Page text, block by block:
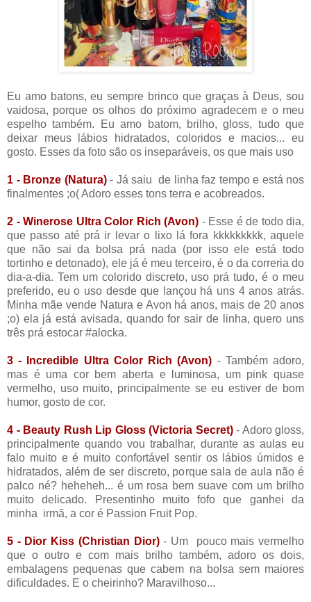
Eu amo batons, eu sempre brinco que graças à Deus, sou
vaidosa, porque os olhos do próximo agradecem e o meu
espelho também. Eu amo batom, brilho, gloss, tudo que
deixar meus lábios hidratados, coloridos e macios... eu
gosto. Esses da foto são os inseparáveis, os que mais uso
1 - Bronze (Natura)- Já saiu de linha faz tempo e está nos
finalmentes ;o( Adoro esses tons terra e acobreados.
2 - Winerose Ultra Color Rich (Avon) - Esse é de todo dia,
que passo até prá ir levar o lixo lá fora kkkkkkkkk, aquele
que não sai da bolsa prá nada (por isso ele está todo
tortinho e detonado), ele já é meu terceiro, é o da correria do
dia-a-dia. Tem um colorido discreto, uso prá tudo, é o meu
preferido, eu o uso desde que lançou há uns 4 anos atrás.
Minha mãe vende Natura e Avon há anos, mais de 20 anos
;o) ela já está avisada, quando for sair de linha, quero uns
três prá estocar #alocka.
3 - Incredible Ultra Color Rich (Avon) - Também adoro,
mas é uma cor bem aberta e luminosa, um pink quase
vermelho, uso muito, principalmente se eu estiver de bom
humor, gosto de cor.
4 - Beauty Rush Lip Gloss (Victoria Secret)- Adoro gloss,
principalmente quando vou trabalhar, durante as aulas eu
falo muito e é muito confortável sentir os lábios úmidos e
hidratados, além de ser discreto, porque sala de aula não é
palco né? heheheh... é um rosa bem suave com um brilho
muito delicado. Presentinho muito fofo que ganhei da
minha irmã, a cor é Passion Fruit Pop.
5 - Dior Kiss (Christian Dior)- Um pouco mais vermelho
que o outro e com mais brilho também, adoro os dois,
embalagens pequenas que cabem na bolsa sem maiores
dificuldades. E o cheirinho? Maravilhoso...